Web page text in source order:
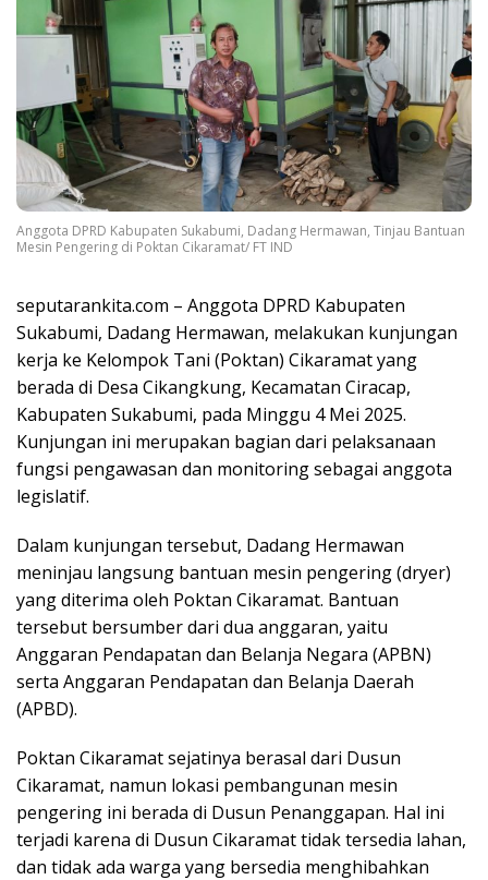
Anggota DPRD Kabupaten Sukabumi, Dadang Hermawan, Tinjau Bantuan
Mesin Pengering di Poktan Cikaramat/ FT IND
seputarankita.com – Anggota DPRD Kabupaten
Sukabumi, Dadang Hermawan, melakukan kunjungan
kerja ke Kelompok Tani (Poktan) Cikaramat yang
berada di Desa Cikangkung, Kecamatan Ciracap,
Kabupaten Sukabumi, pada Minggu 4 Mei 2025.
Kunjungan ini merupakan bagian dari pelaksanaan
fungsi pengawasan dan monitoring sebagai anggota
legislatif.
Dalam kunjungan tersebut, Dadang Hermawan
meninjau langsung bantuan mesin pengering (dryer)
yang diterima oleh Poktan Cikaramat. Bantuan
tersebut bersumber dari dua anggaran, yaitu
Anggaran Pendapatan dan Belanja Negara (APBN)
serta Anggaran Pendapatan dan Belanja Daerah
(APBD).
Poktan Cikaramat sejatinya berasal dari Dusun
Cikaramat, namun lokasi pembangunan mesin
pengering ini berada di Dusun Penanggapan. Hal ini
terjadi karena di Dusun Cikaramat tidak tersedia lahan,
dan tidak ada warga yang bersedia menghibahkan